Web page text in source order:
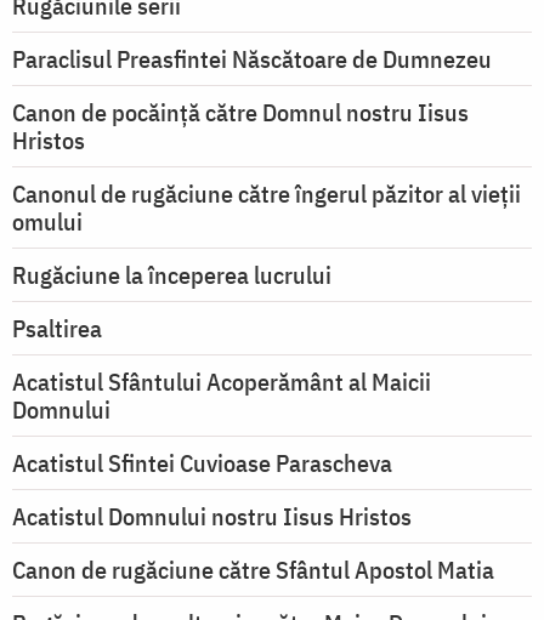
Paraclisul Preasfintei Născătoare de Dumnezeu
Canon de pocăință către Domnul nostru Iisus
Hristos
Canonul de rugăciune către îngerul păzitor al vieții
omului
Rugăciune la începerea lucrului
Psaltirea
Acatistul Sfântului Acoperământ al Maicii
Domnului
Acatistul Sfintei Cuvioase Parascheva
Acatistul Domnului nostru Iisus Hristos
Canon de rugăciune către Sfântul Apostol Matia